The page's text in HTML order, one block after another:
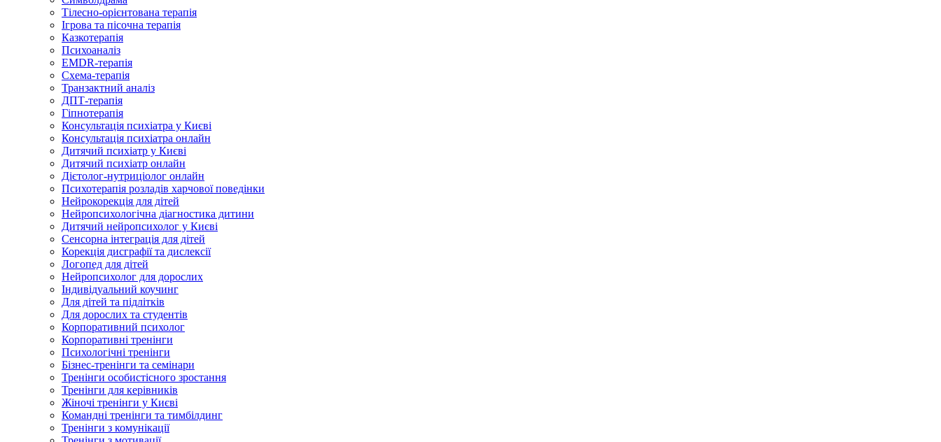
Тілесно-орієнтована терапія
Ігрова та пісочна терапія
Казкотерапія
Психоаналіз
EMDR-терапія
Схема-терапія
Транзактний аналіз
ДПТ-терапія
Гіпнотерапія
Консультація психіатра у Києві
Консультація психіатра онлайн
Дитячий психіатр у Києві
Дитячий психіатр онлайн
Дієтолог-нутриціолог онлайн
Психотерапія розладів харчової поведінки
Нейрокорекція для дітей
Нейропсихологічна діагностика дитини
Дитячий нейропсихолог у Києві
Сенсорна інтеграція для дітей
Корекція дисграфії та дислексії
Логопед для дітей
Нейропсихолог для дорослих
Індивідуальний коучинг
Для дітей та підлітків
Для дорослих та студентів
Корпоративний психолог
Корпоративні тренінги
Психологічні тренінги
Бізнес-тренінги та семінари
Тренінги особистісного зростання
Тренінги для керівників
Жіночі тренінги у Києві
Командні тренінги та тимбілдинг
Тренінги з комунікації